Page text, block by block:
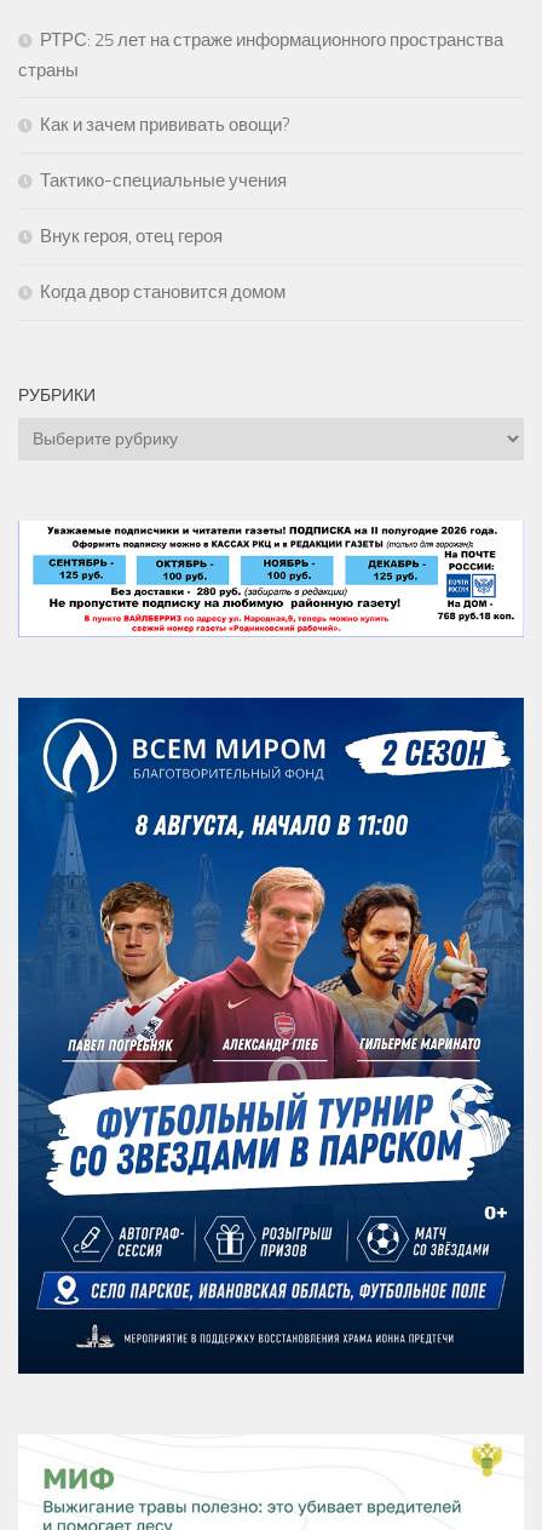
РТРС: 25 лет на страже информационного пространства
страны
Как и зачем прививать овощи?
Тактико-специальные учения
Внук героя, отец героя
Когда двор становится домом
РУБРИКИ
Рубрики